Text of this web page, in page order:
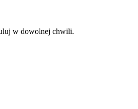
w dowolnej chwili.